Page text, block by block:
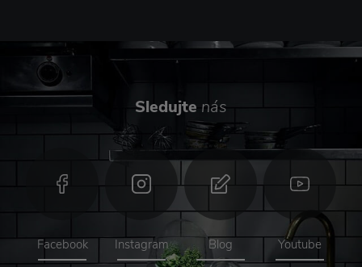
Sledujte nás
Facebook Instagram Blog Youtube